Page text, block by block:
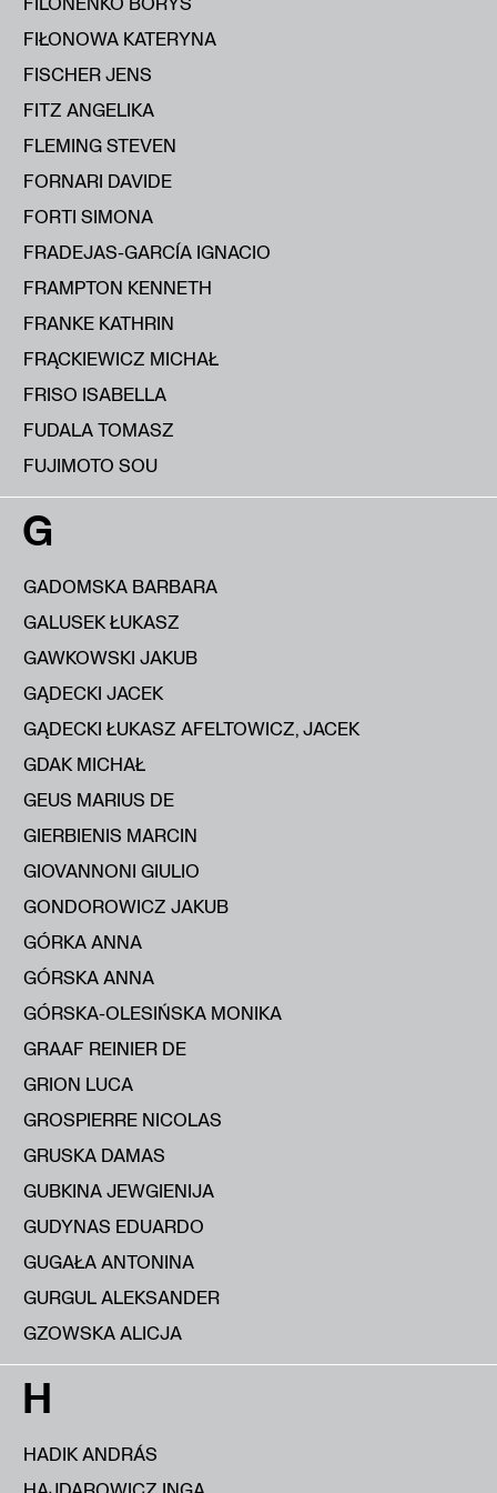
FIŁONOWA KATERYNA
FISCHER JENS
FITZ ANGELIKA
FLEMING STEVEN
FORNARI DAVIDE
FORTI SIMONA
FRADEJAS-GARCÍA IGNACIO
FRAMPTON KENNETH
FRANKE KATHRIN
FRĄCKIEWICZ MICHAŁ
FRISO ISABELLA
FUDALA TOMASZ
FUJIMOTO SOU
G
GADOMSKA BARBARA
GALUSEK ŁUKASZ
GAWKOWSKI JAKUB
GĄDECKI JACEK
GĄDECKI ŁUKASZ AFELTOWICZ, JACEK
GDAK MICHAŁ
GEUS MARIUS DE
GIERBIENIS MARCIN
GIOVANNONI GIULIO
GONDOROWICZ JAKUB
GÓRKA ANNA
GÓRSKA ANNA
GÓRSKA-OLESIŃSKA MONIKA
GRAAF REINIER DE
GRION LUCA
GROSPIERRE NICOLAS
GRUSKA DAMAS
GUBKINA JEWGIENIJA
GUDYNAS EDUARDO
GUGAŁA ANTONINA
GURGUL ALEKSANDER
GZOWSKA ALICJA
H
HADIK ANDRÁS